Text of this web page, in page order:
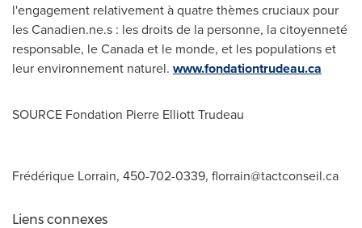
l'engagement relativement à quatre thèmes cruciaux pour
les Canadien.ne.s : les droits de la personne, la citoyenneté
responsable, leCanadaet le monde, et les populations et
leur environnement naturel. www.fondationtrudeau.ca
SOURCE Fondation Pierre Elliott Trudeau
Frédérique Lorrain, 450-702-0339, florrain@tactconseil.ca
Liens connexes